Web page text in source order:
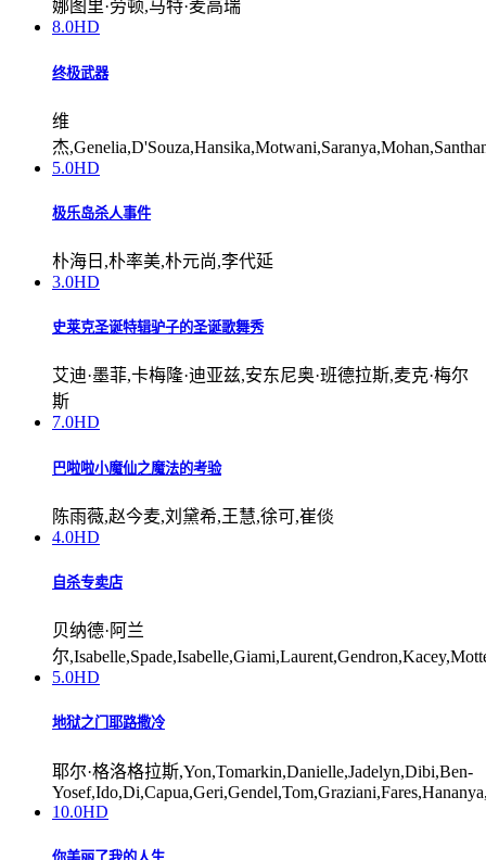
娜图里·劳顿,马特·麦高瑞
8.0HD
终极武器
维
杰
5.0HD
极乐岛杀人事件
朴海日,朴率美,朴元尚,李代延
3.0HD
史莱克圣诞特辑驴子的圣诞歌舞秀
艾迪·墨菲,卡梅隆·迪亚兹,安东尼奥·班德拉斯,麦克·梅尔
斯
7.0HD
巴啦啦小魔仙之魔法的考验
陈雨薇,赵今麦,刘黛希,王慧,徐可,崔倓
4.0HD
自杀专卖店
贝纳德·阿兰
尔
5.0HD
地狱之门耶路撒冷
耶尔·格洛格拉斯,Yon,Tomarkin,Danielle,Jadelyn,Dibi,Ben-
10.0HD